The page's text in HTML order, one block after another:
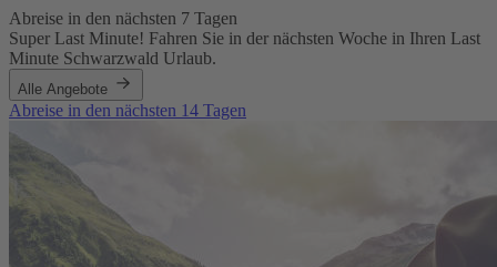
Abreise in den nächsten 7 Tagen
Super Last Minute! Fahren Sie in der nächsten Woche in Ihren Last
Minute Schwarzwald Urlaub.
Alle Angebote
Abreise in den nächsten 14 Tagen